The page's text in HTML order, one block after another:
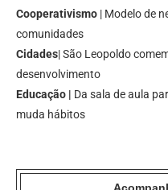
Cooperativismo | Modelo de
comunidades
Cidades| São Leopoldo
desenvolvimento
Educação | Da sala de aula
muda hábitos